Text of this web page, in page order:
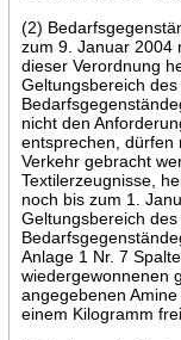
(2)
zum 9. Januar 2004
dieser Verordnung
Geltungsbereich
nicht den
entsprechen, dürfen
Verkehr gebracht
Textilerzeugnisse,
noch bis zum 1.
Geltungsbereich
Anlage 1 Nr. 7
wiedergewonnenen
angegebenen
einem Kilogramm